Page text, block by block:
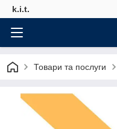
k.i.t.
Товари та послуги